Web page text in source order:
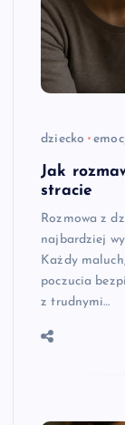
dziecko
Jak
stracie
Rozmowa z
najbardziej
Każdy
poczucia
z trudnymi…